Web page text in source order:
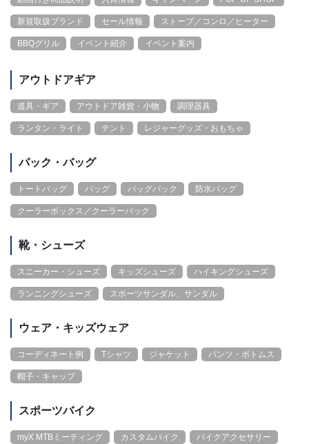
新規取扱ブランド セール情報 ストーブ／コンロ／ヒーター
BBQグリル イベント紹介 イベント案内
アウトドアギア
道具・ギア アウトドア雑貨・小物 調理器具
ランタン・ライト テント レジャーグッズ・おもちゃ
パック・バッグ
トートバッグ バッグ バッグパック 防水バッグ
クーラーボックス／クーラーバック
靴・シューズ
スニーカー・シューズ キッズシューズ ハイキングシューズ
ランニングシューズ スポーツサンダル、サンダル
ウェア・キッズウェア
コーディネート例 Tシャツ ジャケット パンツ・ボトムス
帽子・キャップ
スポーツバイク
myX MTBミーティング カスタムバイク バイクアクセサリー